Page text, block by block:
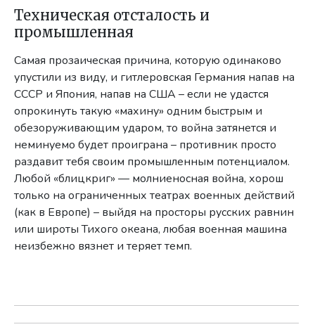
Техническая отсталость и
промышленная
Самая прозаическая причина, которую одинаково
упустили из виду, и гитлеровская Германия напав на
СССР и Япония, напав на США – если не удастся
опрокинуть такую «махину» одним быстрым и
обезоруживающим ударом, то война затянется и
неминуемо будет проиграна – противник просто
раздавит тебя своим промышленным потенциалом.
Любой «блицкриг» — молниеносная война, хорош
только на ограниченных театрах военных действий
(как в Европе) – выйдя на просторы русских равнин
или широты Тихого океана, любая военная машина
неизбежно вязнет и теряет темп.